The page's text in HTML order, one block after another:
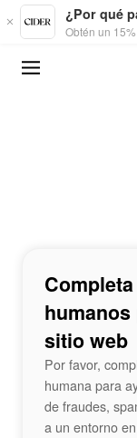
Skip to main content
¿Por qué
Obtén un
sitio web
Por favor,
humana para
de fraudes,
a un entorno